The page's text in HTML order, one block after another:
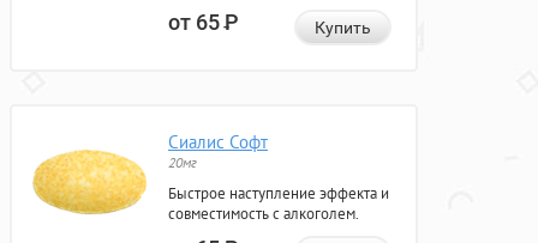
от 65Р Купить
Сиалис Софт
20мг
Быстрое наступление эффекта и
совместимость с алкоголем.